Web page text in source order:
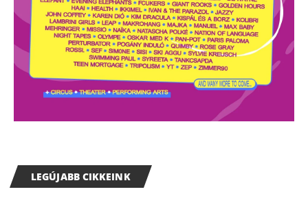
LEGÚJABB CIKKEINK